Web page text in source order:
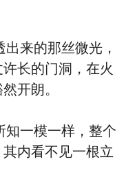
来的那丝微光，
长的门洞，在火
开朗。
一模一样，整个
内看不见一根立